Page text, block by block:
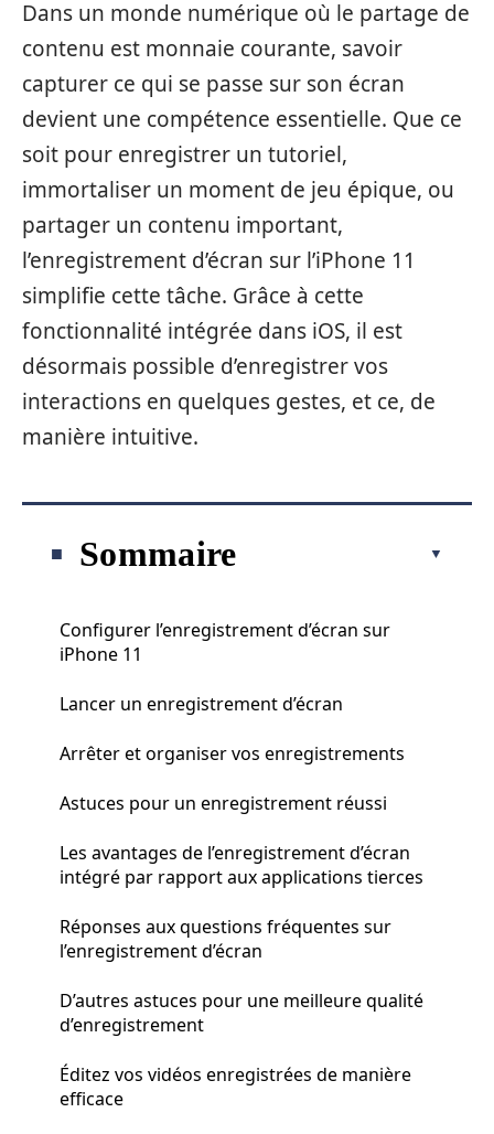
Dans un monde numérique où le partage de
contenu est monnaie courante, savoir
capturer ce qui se passe sur son écran
devient une compétence essentielle. Que ce
soit pour enregistrer un tutoriel,
immortaliser un moment de jeu épique, ou
partager un contenu important,
l’enregistrement d’écran sur l’iPhone 11
simplifie cette tâche. Grâce à cette
fonctionnalité intégrée dans iOS, il est
désormais possible d’enregistrer vos
interactions en quelques gestes, et ce, de
manière intuitive.
Sommaire
Configurer l’enregistrement d’écran sur
iPhone 11
Lancer un enregistrement d’écran
Arrêter et organiser vos enregistrements
Astuces pour un enregistrement réussi
Les avantages de l’enregistrement d’écran
intégré par rapport aux applications tierces
Réponses aux questions fréquentes sur
l’enregistrement d’écran
D’autres astuces pour une meilleure qualité
d’enregistrement
Éditez vos vidéos enregistrées de manière
efficace